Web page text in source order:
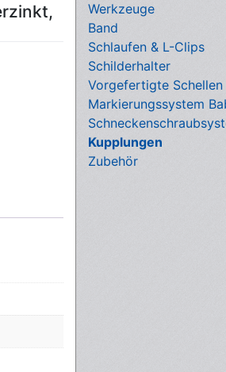
Werkzeuge
Band
Schlaufen & L-Clips
Schilderhalter
Vorgefertigte Schellen
Markierungssystem
Kupplungen
Zubehör